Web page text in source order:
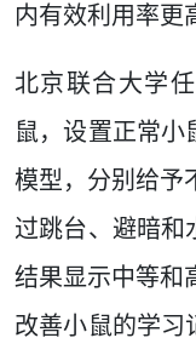
内有效利用率更
北京联合大学
鼠，设置正常
模型，分别给予
过跳台、避暗和
结果显示中等和
改善小鼠的学习